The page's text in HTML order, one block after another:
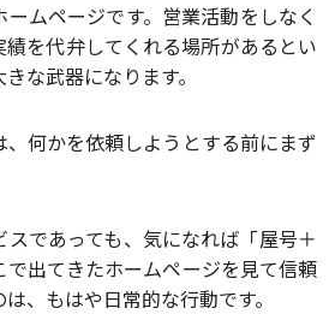
ムページです。営業活動をしなく
を代弁してくれる場所があるとい
な武器になります。
何かを依頼しようとする前にまず
であっても、気になれば「屋号＋
出てきたホームページを見て信頼
、もはや日常的な行動です。